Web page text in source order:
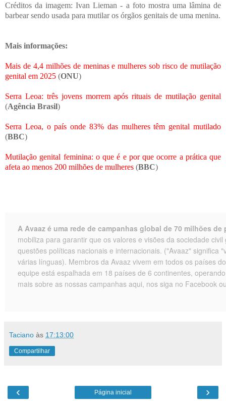
Créditos da imagem: Ivan Lieman - a foto mostra uma lâmina de
barbear sendo usada para mutilar os órgãos genitais de uma menina.
Mais informações:
Mais de 4,4 milhões de meninas e mulheres sob risco de mutilação
genital em 2025 (ONU)
Serra Leoa: três jovens morrem após rituais de mutilação genital
(Agência Brasil)
Serra Leoa, o país onde 83% das mulheres têm genital mutilado
(BBC)
Mutilação genital feminina: o que é e por que ocorre a prática que
afeta ao menos 200 milhões de mulheres (BBC)
A Avaaz é uma rede de campanhas global de 70 milhões de
mobiliza para garantir que os valores e visões da sociedade
questões políticas nacionais e internacionais. ("Avaaz" significa
várias línguas). Membros da Avaaz vivem em todos os países
equipe está espalhada em 18 países de 6 continentes,
mais sobre as nossas campanhas aqui, nos siga no Facebook
Taciano às 17:13:00
Compartilhar
‹ ›
Página inicial